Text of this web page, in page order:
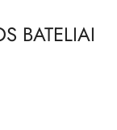
BATELIAI